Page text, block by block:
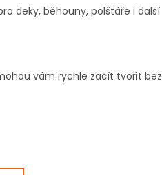
deky, běhouny, polštáře i další
vám rychle začít tvořit bez